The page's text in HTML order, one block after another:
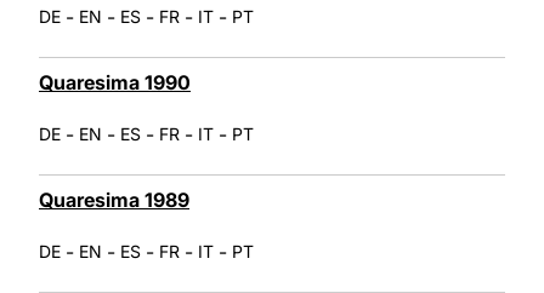
DE - EN - ES - FR - IT - PT
Quaresima 1990
DE - EN - ES - FR - IT - PT
Quaresima 1989
DE - EN - ES - FR - IT - PT